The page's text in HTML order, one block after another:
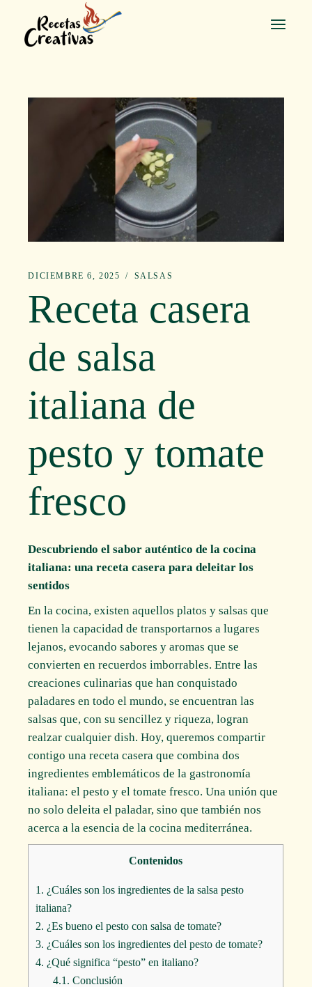
contenido
DICIEMBRE 6, 2025 SALSAS
Receta casera
de salsa
italiana de
pesto y tomate
fresco
Descubriendo el sabor auténtico de la cocina
italiana: una receta casera para deleitar los
sentidos
En la cocina, existen aquellos platos y salsas que
tienen la capacidad de transportarnos a lugares
lejanos, evocando sabores y aromas que se
convierten en recuerdos imborrables. Entre las
creaciones culinarias que han conquistado
paladares en todo el mundo, se encuentran las
salsas que, con su sencillez y riqueza, logran
realzar cualquier dish. Hoy, queremos compartir
contigo una receta casera que combina dos
ingredientes emblemáticos de la gastronomía
italiana: el pesto y el tomate fresco. Una unión que
no solo deleita el paladar, sino que también nos
acerca a la esencia de la cocina mediterránea.
Contenidos
1. ¿Cuáles son los ingredientes de la salsa pesto
italiana?
2. ¿Es bueno el pesto con salsa de tomate?
3. ¿Cuáles son los ingredientes del pesto de tomate?
4. ¿Qué significa “pesto” en italiano?
4.1. Conclusión